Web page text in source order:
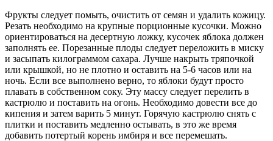
Фрукты следует помыть, очистить от семян и удалить кожицу.
Резать необходимо на крупные порционные кусочки. Можно
ориентироваться на десертную ложку, кусочек яблока должен
заполнять ее. Порезанные плоды следует переложить в миску
и засыпать килограммом сахара. Лучше накрыть тряпочкой
или крышкой, но не плотно и оставить на 5-6 часов или на
ночь. Если все выполнено верно, то яблоки будут просто
плавать в собственном соку. Эту массу следует перелить в
кастрюлю и поставить на огонь. Необходимо довести все до
кипения и затем варить 5 минут. Горячую кастрюлю снять с
плитки и поставить медленно остывать, в это же время
добавить потертый корень имбиря и все перемешать.